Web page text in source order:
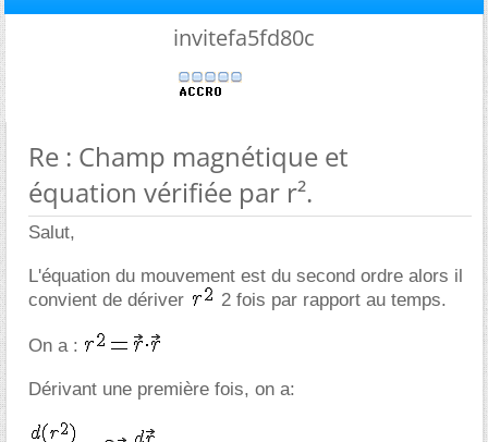
invitefa5fd80c
Re : Champ magnétique et
équation vérifiée par r².
Salut,
L'équation du mouvement est du second ordre alors il
convient de dériver
2 fois par rapport au temps.
On a :
Dérivant une première fois, on a: